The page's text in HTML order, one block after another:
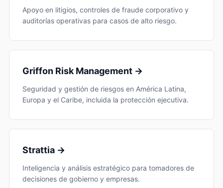
Apoyo en litigios, controles de fraude corporativo y
auditorías operativas para casos de alto riesgo.
Griffon Risk Management →
Seguridad y gestión de riesgos en América Latina,
Europa y el Caribe, incluida la protección ejecutiva.
Strattia →
Inteligencia y análisis estratégico para tomadores de
decisiones de gobierno y empresas.